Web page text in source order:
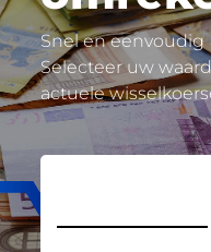
Snel en
Selecteer uw
actuele